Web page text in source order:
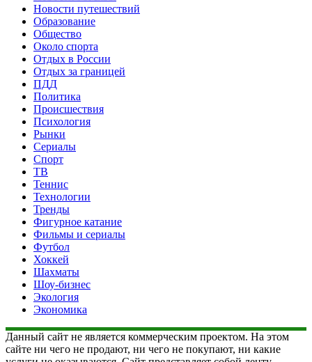
Новости путешествий
Образование
Общество
Около спорта
Отдых в России
Отдых за границей
ПДД
Политика
Происшествия
Психология
Рынки
Сериалы
Спорт
ТВ
Теннис
Технологии
Тренды
Фигурное катание
Фильмы и сериалы
Футбол
Хоккей
Шахматы
Шоу-бизнес
Экология
Экономика
Данный сайт не является коммерческим проектом. На этом
сайте ни чего не продают, ни чего не покупают, ни какие